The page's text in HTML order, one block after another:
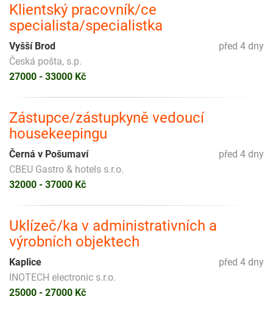
Klientský pracovník/ce
specialista/specialistka
před 4 dny
Vyšší Brod
Česká pošta, s.p.
27000 - 33000 Kč
Zástupce/zástupkyně vedoucí
housekeepingu
před 4 dny
Černá v Pošumaví
CBEU Gastro & hotels s.r.o.
32000 - 37000 Kč
Uklízeč/ka v administrativních a
výrobních objektech
před 4 dny
Kaplice
INOTECH electronic s.r.o.
25000 - 27000 Kč